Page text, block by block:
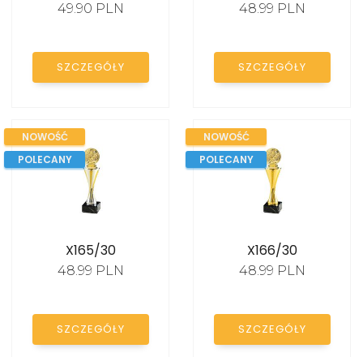
KATALOG
49.90 PLN
SZCZEGÓŁY
48.99 PLN
SZCZEGÓŁY
NOWOŚĆ
POLECANY
X165/30
48.99 PLN
SZCZEGÓŁY
NOWOŚĆ
POLECANY
X166/30
48.99 PLN
SZCZEGÓŁY